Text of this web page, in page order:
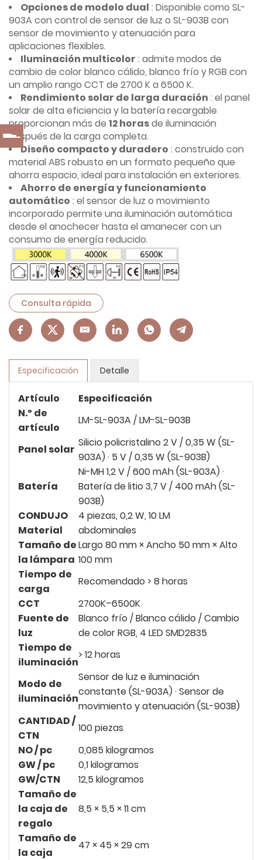
Opciones de modelo dual : Disponible como SL-
903A con control de sensor de luz o SL-903B con
sensor de movimiento y atenuación para
aplicaciones flexibles.
Iluminación multicolor : admite modos de
cambio de color blanco cálido, blanco frío y RGB con
un amplio rango CCT de 2700 K a 6500 K.
Rendimiento solar de larga duración : el panel
solar de alta eficiencia y la batería recargable
proporcionan más de 12 horasde iluminación
después de la carga completa.
Diseño compacto y duradero : construido con
material ABS robusto en un formato pequeño que
ahorra espacio, ideal para instalación en exteriores.
Ahorro de energía y funcionamiento
automático : el sensor de luz o movimiento
incorporado permite una iluminación automática
desde el anochecer hasta el amanecer con un
consumo de energía reducido.
Consulta rápida
Especificación Detalle
Artículo
Especificación
N.º de
artículo
LM-SL-903A / LM-SL-903B
Panel solar
Silicio policristalino 2 V / 0,35 W (SL-
903A) · 5 V / 0,35 W (SL-903B)
Batería
Ni-MH 1,2 V / 600 mAh (SL-903A) ·
Batería de litio 3,7 V / 400 mAh (SL-
903B)
CONDUJO
4 piezas, 0,2 W, 10 LM
Material
abdominales
Tamaño de
la lámpara
Largo 80 mm × Ancho 50 mm × Alto
100 mm
Tiempo de
carga
Recomendado > 8 horas
CCT
2700K–6500K
Fuente de
luz
Blanco frío / Blanco cálido / Cambio
de color RGB, 4 LED SMD2835
Tiempo de
iluminación
> 12 horas
Modo de
iluminación
Sensor de luz e iluminación
constante (SL-903A) · Sensor de
movimiento y atenuación (SL-903B)
CANTIDAD /
CTN
100 piezas
NO / pc
0,085 kilogramos
GW / pc
0,1 kilogramos
GW/CTN
12,5 kilogramos
Tamaño de
la caja de
regalo
8,5 × 5,5 × 11 cm
Tamaño de
la caja
47 × 45 × 29 cm